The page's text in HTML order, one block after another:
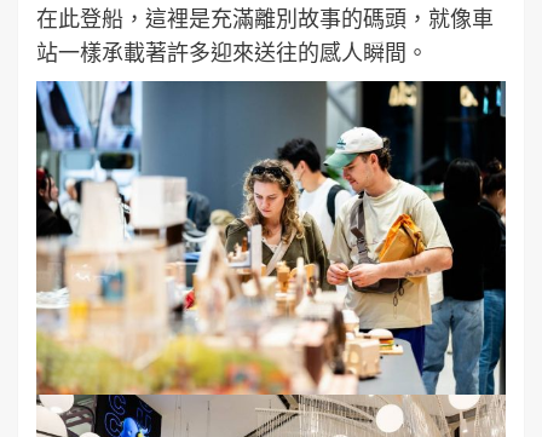
在此登船，這裡是充滿離別故事的碼頭，就像車
站一樣承載著許多迎來送往的感人瞬間。